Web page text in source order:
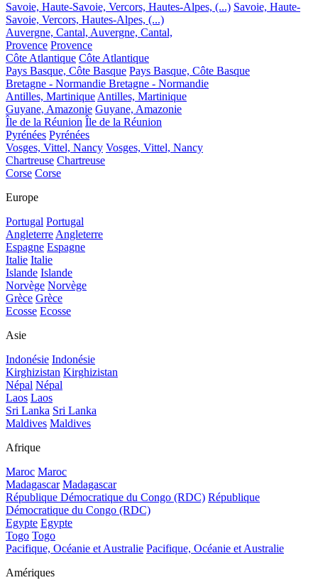
Savoie, Haute-Savoie, Vercors, Hautes-Alpes, (...) Savoie, Haute-
Savoie, Vercors, Hautes-Alpes, (...)
Auvergne, Cantal, Auvergne, Cantal,
Provence Provence
Côte Atlantique Côte Atlantique
Pays Basque, Côte Basque Pays Basque, Côte Basque
Bretagne - Normandie Bretagne - Normandie
Antilles, MartiniqueAntilles, Martinique
Guyane, Amazonie Guyane, Amazonie
Île de la Réunion Île de la Réunion
Pyrénées Pyrénées
Vosges, Vittel, Nancy Vosges, Vittel, Nancy
Chartreuse Chartreuse
Corse Corse
Europe
Portugal Portugal
AngleterreAngleterre
Espagne Espagne
Italie Italie
Islande Islande
Norvège Norvège
Grèce Grèce
Ecosse Ecosse
Asie
Indonésie Indonésie
Kirghizistan Kirghizistan
Népal Népal
Laos Laos
Sri Lanka Sri Lanka
Maldives Maldives
Afrique
Maroc Maroc
Madagascar Madagascar
République Démocratique du Congo (RDC) République
Démocratique du Congo (RDC)
Egypte Egypte
Togo Togo
Pacifique, Océanie et Australie Pacifique, Océanie et Australie
Amériques